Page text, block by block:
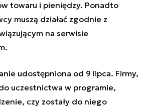
towaru i pieniędzy. Ponadto
muszą działać zgodnie z
na serwisie
udostępniona od 9 lipca. Firmy,
uczestnictwa w programie,
czy zostały do niego